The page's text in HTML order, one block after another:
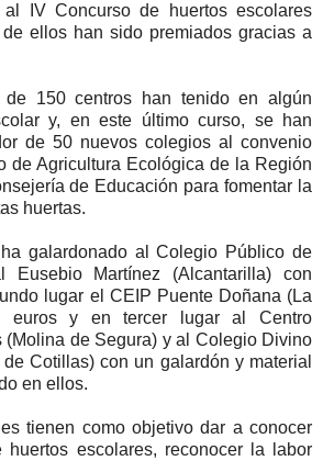
IV Concurso de huertos escolares
ellos han sido premiados gracias a
150 centros han tenido en algún
y, en este último curso, se han
de 50 nuevos colegios al convenio
de Agricultura Ecológica de la Región
de Educación para fomentar la
huertas.
galardonado al Colegio Público de
Eusebio Martínez (Alcantarilla) con
lugar el CEIP Puente Doñana (La
euros y en tercer lugar al Centro
(Molina de Segura) y al Colegio Divino
de Cotillas) con un galardón y material
en ellos.
tienen como objetivo dar a conocer
huertos escolares, reconocer la labor